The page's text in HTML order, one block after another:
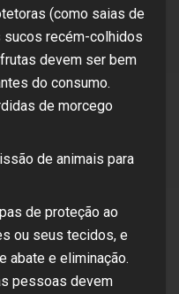
(como saias de
sucos recém-colhidos
devem ser bem
do consumo.
de morcego
de animais para
de proteção ao
ou seus tecidos, e
abate e eliminação.
pessoas devem